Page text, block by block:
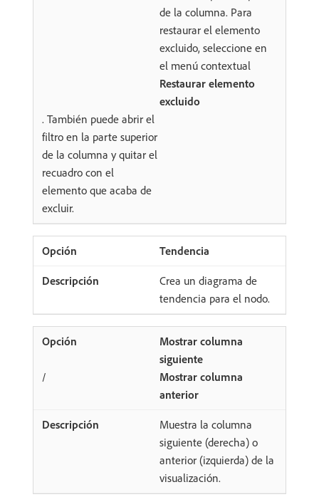
de la columna. Para
restaurar el elemento
excluido, seleccione en
el menú contextual
Restaurar elemento
excluido
. También puede abrir el
filtro en la parte superior
de la columna y quitar el
recuadro con el
elemento que acaba de
excluir.
Tendencia
Crea un diagrama de
tendencia para el nodo.
Mostrar columna
siguiente
/
Mostrar columna
anterior
Muestra la columna
siguiente (derecha) o
anterior (izquierda) de la
visualización.